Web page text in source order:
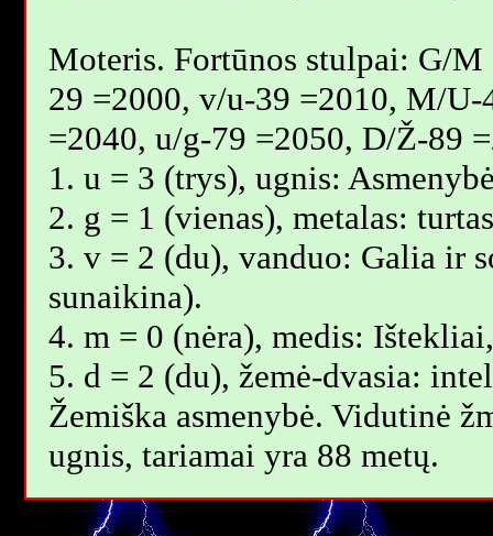
Moteris. Fortūnos stulpai: G/
29 =2000, v/u-39 =2010, M/
=2040, u/g-79 =2050, D/Ž-89
1. u = 3 (trys), ugnis:
2. g = 1 (vienas), metalas:
3. v = 2 (du), vanduo: Galia ir
sunaikina).
4. m = 0 (nėra), medis:
5. d = 2 (du), žemė-dvasia:
Žemiška asmenybė. Vidutinė
ugnis, tariamai yra 88 metų.